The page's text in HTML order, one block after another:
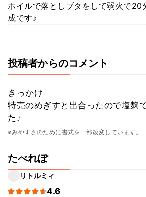
ホイルで落としブタをして弱火で20
成です♪
投稿者からのコメント
きっかけ
特売のめぎすと出合ったので塩麹
た♪
※みやすさのために書式を一部改変しています。
たべれぽ
リトルミィ
4.6